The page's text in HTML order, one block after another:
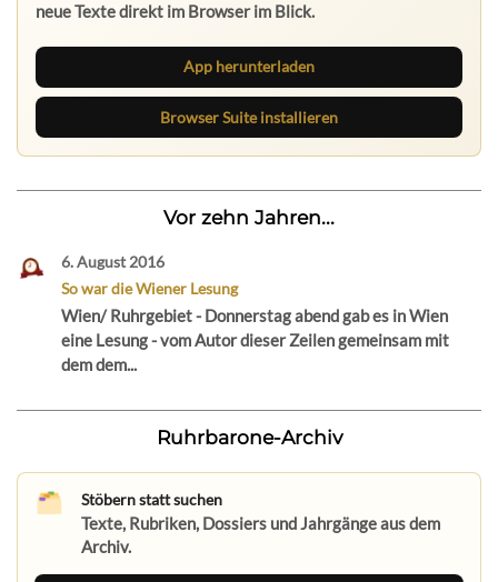
neue Texte direkt im Browser im Blick.
App herunterladen
Browser Suite installieren
Vor zehn Jahren...
6. August 2016
So war die Wiener Lesung
Wien/ Ruhrgebiet - Donnerstag abend gab es in Wien
eine Lesung - vom Autor dieser Zeilen gemeinsam mit
dem dem...
Ruhrbarone-Archiv
Stöbern statt suchen
Texte, Rubriken, Dossiers und Jahrgänge aus dem
Archiv.